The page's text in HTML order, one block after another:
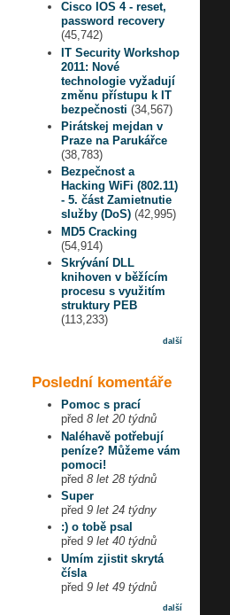
Cisco IOS 4 - reset,
password recovery
(45,742)
IT Security Workshop
2011: Nové
technologie vyžadují
změnu přístupu k IT
bezpečnosti (34,567)
Pirátskej mejdan v
Praze na Parukářce
(38,783)
Bezpečnost a
Hacking WiFi (802.11)
- 5. část Zamietnutie
služby (DoS) (42,995)
MD5 Cracking
(54,914)
Skrývání DLL
knihoven v běžícím
procesu s využitím
struktury PEB
(113,233)
další
Poslední komentáře
Pomoc s prací
před 8 let 20 týdnů
Naléhavě potřebují
peníze? Můžeme vám
pomoci!
před 8 let 28 týdnů
Super
před 9 let 24 týdny
:) o tobě psal
před 9 let 40 týdnů
Umím zjistit skrytá
čísla
před 9 let 49 týdnů
další